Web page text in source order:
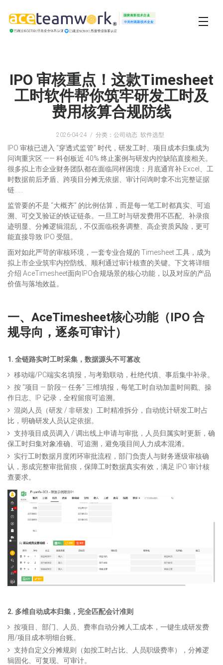
IPO 审核重点！这款Timesheet
工时软件帮你筑牢研发工时及
费用核算合规防线
2026-04-24 分类：公司动态 软件选型
IPO 审核已进入 “穿透式监管” 时代，研发工时、项目成本归集成为
问询重灾区 —— 科创板近 40% 终止案例与研发内控缺陷直接相关。
很多拟上市企业财务团队都在面临同样困境：月底通宵补 Excel、工
时数据前后矛盾、跨项目分摊无依据、审计问询时拿不出完整证据
链……
监管要的不是 “大概齐” 的比例估算，而是每一笔工时都真实、可追
溯、可交叉验证的铁证链条。一旦工时与研发费用不匹配、补录痕
迹明显、分摊逻辑混乱，不仅面临税务调整、高企资质风险，更可
能直接导致 IPO 受阻。
面对如此严苛的审核环境，一套专业合规的 Timesheet 工具，成为
拟上市企业筑牢内控防线、顺利通过审计核查的关键。下文将详细
介绍 AceTimesheet面向IPO合规场景的核心功能，以及对应的产品
价值与落地效益。
一、 AceTimesheet核心功能（IPO 合
规导向，逐条可审计）
1. 全链路实时工时采集，数据源头不可篡改
移动端/PC端实名填报，与考勤联动，杜绝代填、事后集中补录。
按 “项目 — 阶段— 任务” 三维填报，每笔工时自动加盖时间戳、操
作日志、IP 记录，全程留痕可追溯。
混岗人员（研发 / 非研发）工时精准拆分，自动统计研发工时占
比，明确研发人员认定依据。
支持项目成员调入 / 调出线上申请与审批，人员归属实时更新，确
保工时归集对象准确、可追溯，避免项目间人力成本混淆。
实行工时数据月度闭环审批流程，部门负责人与财务逐级审核确
认，形成完整审批留痕，保障工时数据真实有效，满足 IPO 审计核
查要求。
2. 多维自动成本归集，完全匹配会计准则
按项目、部门、人员、费率自动分摊人工成本，一键生成研发费
用/项目成本明细台账。
支持自定义分摊规则（如按工时占比、人员职级费率），分摊逻
辑固化、可复现、可审计。